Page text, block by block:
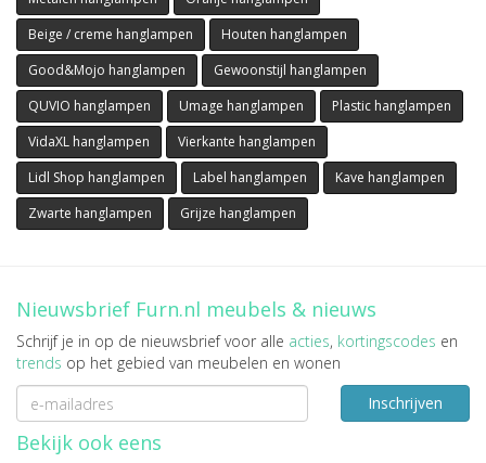
Beige / creme hanglampen
Houten hanglampen
Good&Mojo hanglampen
Gewoonstijl hanglampen
QUVIO hanglampen
Umage hanglampen
Plastic hanglampen
VidaXL hanglampen
Vierkante hanglampen
Lidl Shop hanglampen
Label hanglampen
Kave hanglampen
Zwarte hanglampen
Grijze hanglampen
Nieuwsbrief Furn.nl meubels & nieuws
Schrijf je in op de nieuwsbrief voor alle acties, kortingscodes en
trends op het gebied van meubelen en wonen
Inschrijven
Bekijk ook eens